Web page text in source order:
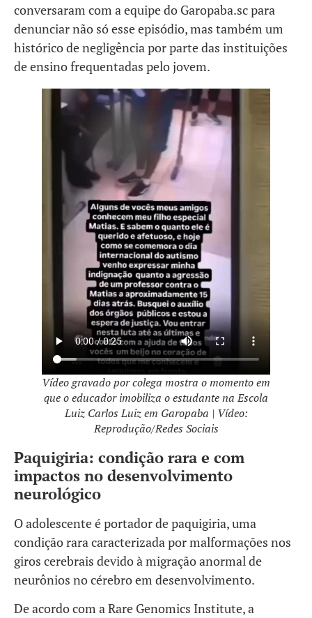
conversaram com a equipe do Garopaba.sc para
denunciar não só esse episódio, mas também um
histórico de negligência por parte das instituições
de ensino frequentadas pelo jovem.
Vídeo gravado por colega mostra o momento em
que o educador imobiliza o estudante na Escola
Luiz Carlos Luiz em Garopaba | Vídeo:
Reprodução/Redes Sociais
Paquigiria: condição rara e com
impactos no desenvolvimento
neurológico
O adolescente é portador de paquigiria, uma
condição rara caracterizada por malformações nos
giros cerebrais devido à migração anormal de
neurônios no cérebro em desenvolvimento.
De acordo com a Rare Genomics Institute, a